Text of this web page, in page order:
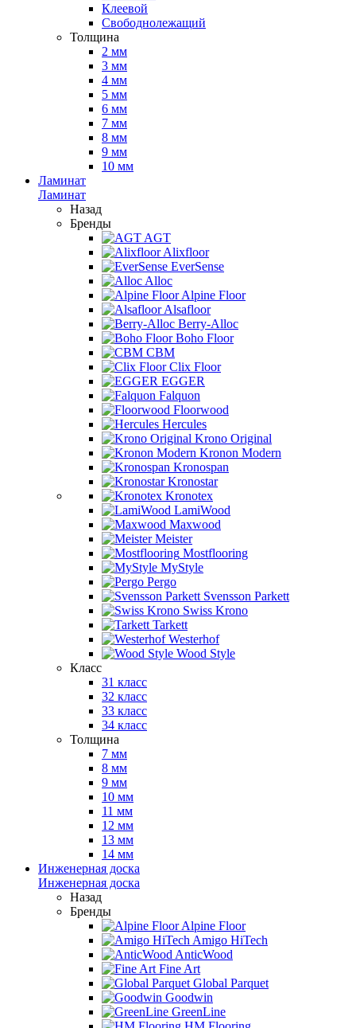
Клеевой
Свободнолежащий
Толщина
2 мм
3 мм
4 мм
5 мм
6 мм
7 мм
8 мм
9 мм
10 мм
Ламинат
Ламинат
Назад
Бренды
AGT
Alixfloor
EverSense
Alloc
Alpine Floor
Alsafloor
Berry-Alloc
Boho Floor
CBM
Clix Floor
EGGER
Falquon
Floorwood
Hercules
Krono Original
Kronon Modern
Kronospan
Kronostar
Kronotex
LamiWood
Maxwood
Meister
Mostflooring
MyStyle
Pergo
Svensson Parkett
Swiss Krono
Tarkett
Westerhof
Wood Style
Класс
31 класс
32 класс
33 класс
34 класс
Толщина
7 мм
8 мм
9 мм
10 мм
11 мм
12 мм
13 мм
14 мм
Инженерная доска
Инженерная доска
Назад
Бренды
Alpine Floor
Amigo HiTech
AnticWood
Fine Art
Global Parquet
Goodwin
GreenLine